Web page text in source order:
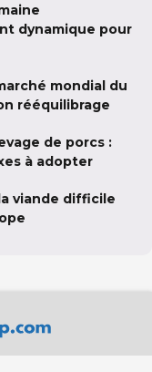
dynamique pour
mondial du
rééquilibrage
de porcs :
à adopter
viande difficile